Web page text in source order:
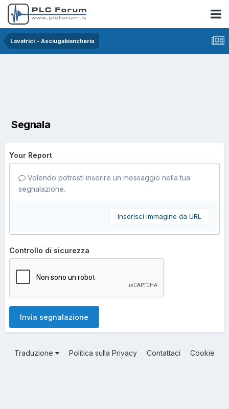
Lavatrici - Asciugabiancheria
Segnala
Your Report
Volendo potresti inserire un messaggio nella tua
segnalazione.
Inserisci immagine da URL
Controllo di sicurezza
Invia segnalazione
Traduzione Politica sulla Privacy Contattaci Cookie